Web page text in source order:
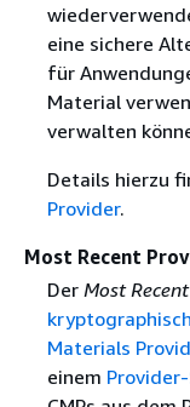
eine sichere
für
Material
verwalten
Details hierzu
Provider.
Most Recent
Der Most
Materials
einem